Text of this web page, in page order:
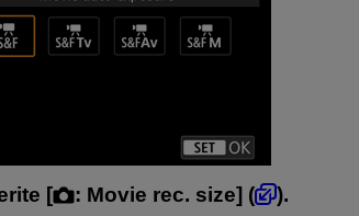
[ : Movie rec. size] (
).